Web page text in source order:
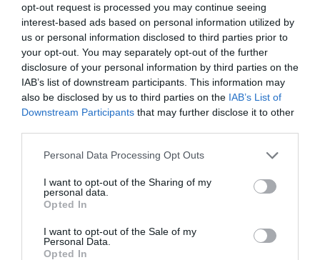
opt-out request is processed you may continue seeing
interest-based ads based on personal information utilized by
us or personal information disclosed to third parties prior to
your opt-out. You may separately opt-out of the further
disclosure of your personal information by third parties on the
IAB’s list of downstream participants. This information may
also be disclosed by us to third parties on the IAB’s List of
Downstream Participants that may further disclose it to other
Please note that this website/app uses one or more Google
not limited to your visit or usage behaviour. You may click to
grant or deny consent to Google and its third-party tags to
use your data for below specified purposes in below Google
consent section.
Personal Data Processing Opt Outs
I want to opt-out of the Sharing of my
personal data.
Opted In
I want to opt-out of the Sale of my
Personal Data.
Opted In
Ο καιρός των
επομένων ημερών:
Κανονικός Αύγουστος
με δυνατούς βοριάδες
και σταδιακή άνοδο
της θερμοκρασίας
Κοινοποιήστε:
Facebook
LinkedIn
Tags:
ΕΛΠΙΔΑ- Σύλλογος Φίλων Παιδιών με καρκίνο,
ΜΑΡΙΑΝΝΑ Β. ΒΑΡΔΙΝΟΓΙΑΝΝΗ